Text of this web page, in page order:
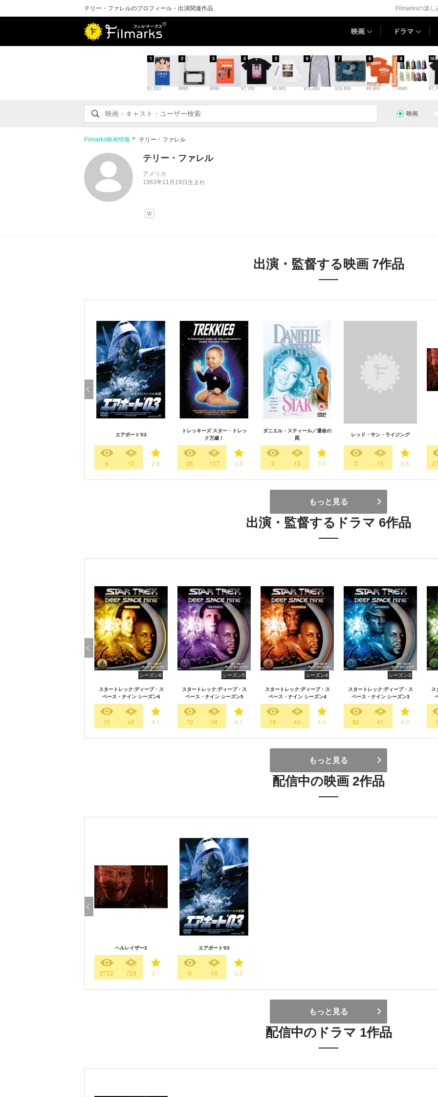
テリー・ファレルのプロフィール・出演関連作品 Filmarksの楽し
映画 ドラマ
¥1,650
1
¥990
2
¥990
3
¥7,700
4
¥8,800
5
¥15,400
6
¥19,800
7
¥9,900
8
¥880
9 10
映画
Filmarks映画情報 テリー・ファレル
テリー・ファレル
アメリカ
1963年11月19日生まれ
出演・監督する映画 7作品
エアポート'03
6 10 2.8
トレッキーズ スター・トレッ
ク万歳！
28 107 3.6
ダニエル・スティール／運命の
罠
2 13 3.5
レッド・サン・ライジング
2 15 3.8
もっと見る
出演・監督するドラマ 6作品
シーズン6
スタートレック:ディープ・ス
ペース・ナイン シーズン6
75 42 4.1
シーズン5
スタートレック:ディープ・ス
ペース・ナイン シーズン5
79 38 4.1
シーズン4
スタートレック:ディープ・ス
ペース・ナイン シーズン4
78 43 4.0
シーズン3
スタートレック:ディープ・ス
ペース・ナイン シーズン3
82 41 4.0
ス
もっと見る
配信中の映画 2作品
ヘルレイザー3
2722 729 3.1
エアポート'03
6 10 2.8
もっと見る
配信中のドラマ 1作品